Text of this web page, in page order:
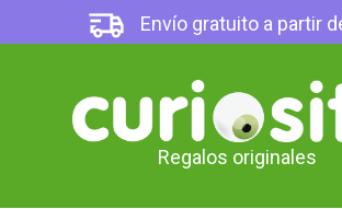
Envío gratuito a partir
Regalos originales